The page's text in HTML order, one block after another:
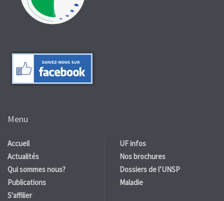
Menu
Accueil
Actualités
Qui sommes nous?
Publications
S'affilier
UF infos
Nos brochures
Dossiers de l’UNSP
Maladie